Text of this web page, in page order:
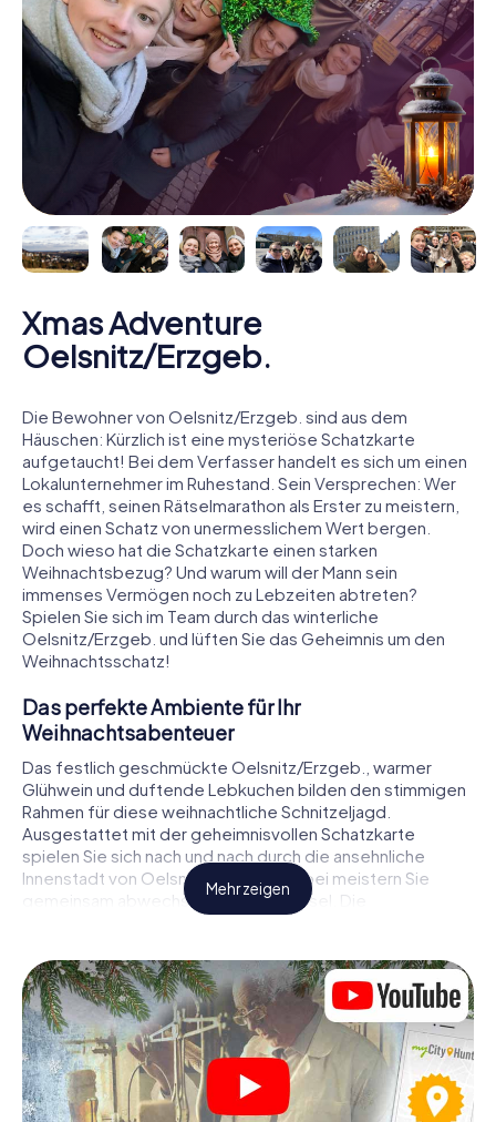
Xmas Adventure
Oelsnitz/Erzgeb.
Die Bewohner von Oelsnitz/Erzgeb. sind aus dem
Häuschen: Kürzlich ist eine mysteriöse Schatzkarte
aufgetaucht! Bei dem Verfasser handelt es sich um einen
Lokalunternehmer im Ruhestand. Sein Versprechen: Wer
es schafft, seinen Rätselmarathon als Erster zu meistern,
wird einen Schatz von unermesslichem Wert bergen.
Doch wieso hat die Schatzkarte einen starken
Weihnachtsbezug? Und warum will der Mann sein
immenses Vermögen noch zu Lebzeiten abtreten?
Spielen Sie sich im Team durch das winterliche
Oelsnitz/Erzgeb. und lüften Sie das Geheimnis um den
Weihnachtsschatz!
Das perfekte Ambiente für Ihr
Weihnachtsabenteuer
Das festlich geschmückte Oelsnitz/Erzgeb., warmer
Glühwein und duftende Lebkuchen bilden den stimmigen
Rahmen für diese weihnachtliche Schnitzeljagd.
Ausgestattet mit der geheimnisvollen Schatzkarte
spielen Sie sich nach und nach durch die ansehnliche
Innenstadt von Oelsnitz/Erzgeb.. Dabei meistern Sie
gemeinsam abwechslungsreiche Rätsel. Die
Weihnachtsthematik zieht sich als roter Faden durch das
Weise erfahren Sie faszinierende Anekdoten rund um das
nahende Weihnachtsfest. Wird es Ihnen gelingen, die
Hinweise richtig zu deuten und anderen Schatzsuchern
stets einen Schritt voraus zu sein?
Der Weihnachtsmarkt von Oelsnitz/Erzgeb. als
Zwischenstopp
Mehr zeigen